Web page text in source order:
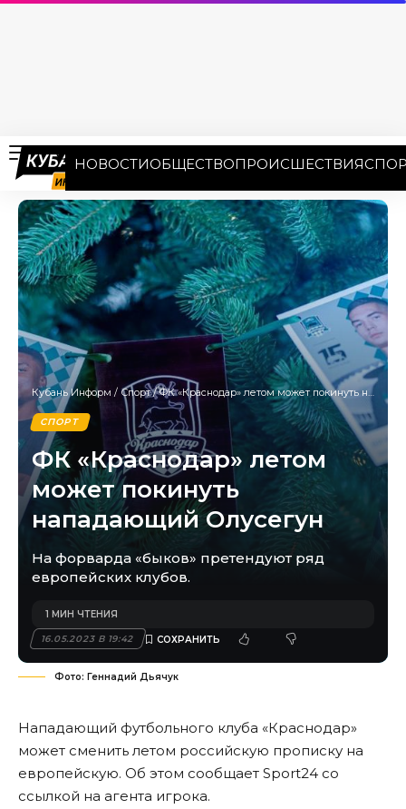
НОВОСТИОБЩЕСТВОПРОИСШЕСТВИЯ
Кубань Информ / Спорт/ФК «Краснодар» летом может покинуть нападающий Олусегун
СПОРТ
ФК «Краснодар» летом
может покинуть
нападающий Олусегун
На форварда «быков» претендуют ряд
европейских клубов.
16.05.2023 В 19:42
1 МИН ЧТЕНИЯ
Фото: Геннадий Дьячук
Нападающий футбольного клуба «Краснодар»
может сменить летом российскую прописку на
европейскую. Об этом сообщает Sport24 со
ссылкой на агента игрока.